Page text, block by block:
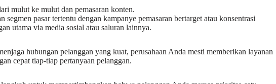
mulut ke mulut dan pemasaran konten.
segmen pasar tertentu dengan kampanye pemasaran bertarget atau konsentrasi
utama via media sosial atau saluran lainnya.
hubungan pelanggan yang kuat, perusahaan Anda mesti memberikan layanan
cepat tiap-tiap pertanyaan pelanggan.